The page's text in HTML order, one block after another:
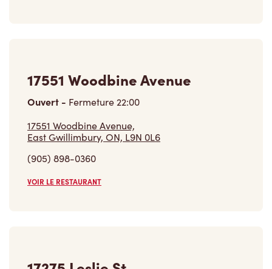
17551 Woodbine Avenue
Ouvert - Fermeture22:00
17551 Woodbine Avenue,
East Gwillimbury, ON, L9N 0L6
(905) 898-0360
VOIR LE RESTAURANT